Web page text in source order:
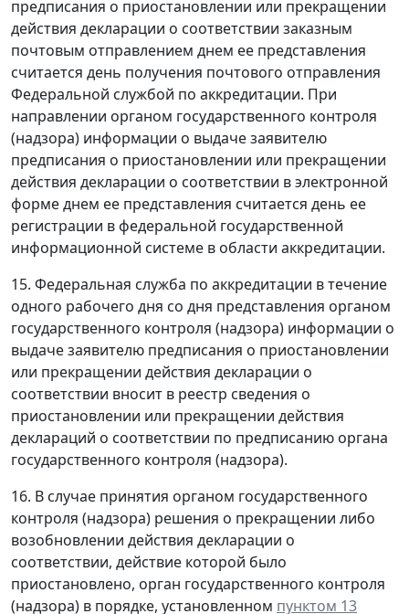
предписания о приостановлении или прекращении
действия декларации о соответствии заказным
почтовым отправлением днем ее представления
считается день получения почтового отправления
Федеральной службой по аккредитации. При
направлении органом государственного контроля
(надзора) информации о выдаче заявителю
предписания о приостановлении или прекращении
действия декларации о соответствии в электронной
форме днем ее представления считается день ее
регистрации в федеральной государственной
информационной системе в области аккредитации.
15. Федеральная служба по аккредитации в течение
одного рабочего дня со дня представления органом
государственного контроля (надзора) информации о
выдаче заявителю предписания о приостановлении
или прекращении действия декларации о
соответствии вносит в реестр сведения о
приостановлении или прекращении действия
деклараций о соответствии по предписанию органа
государственного контроля (надзора).
16. В случае принятия органом государственного
контроля (надзора) решения о прекращении либо
возобновлении действия декларации о
соответствии, действие которой было
приостановлено, орган государственного контроля
(надзора) в порядке, установленном пунктом 13